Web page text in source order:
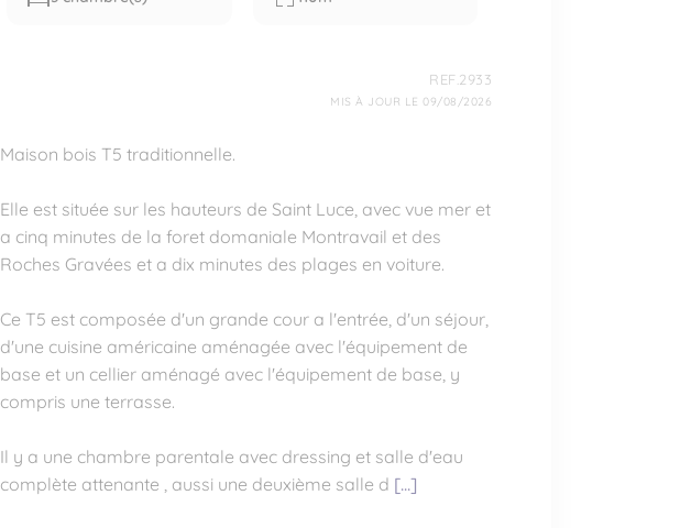
REF.2933
MIS À JOUR LE 09/08/2026
Maison bois T5 traditionnelle.
Elle est située sur les hauteurs de Saint Luce, avec vue mer et
a cinq minutes de la foret domaniale Montravail et des
Roches Gravées et a dix minutes des plages en voiture.
Ce T5 est composée d'un grande cour a l'entrée, d'un séjour,
d'une cuisine américaine aménagée avec l'équipement de
base et un cellier aménagé avec l'équipement de base, y
compris une terrasse.
Il y a une chambre parentale avec dressing et salle d'eau
complète attenante , aussi une deuxième salle d [...]